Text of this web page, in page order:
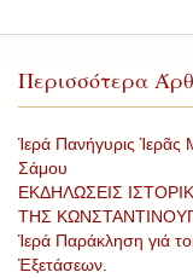
Περισσότερα
Ἱερά Πανήγυρις Ἱερᾶς
Σάμου
ΕΚΔΗΛΩΣΕΙΣ
ΤΗΣ
Ἱερά Παράκληση γιά
Ἐξετάσεων.